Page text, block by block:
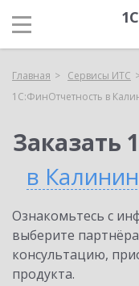
Главная Сервисы ИТС
1С:ФинОтчетность в
Заказать
в
Ознакомьтесь с
выберите
консультацию,
продукта.